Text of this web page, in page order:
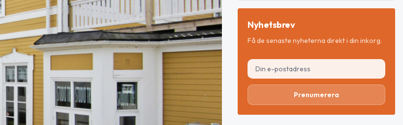
Nyhetsbrev
Få de senaste nyheterna direkt i din inkorg.
Prenumerera